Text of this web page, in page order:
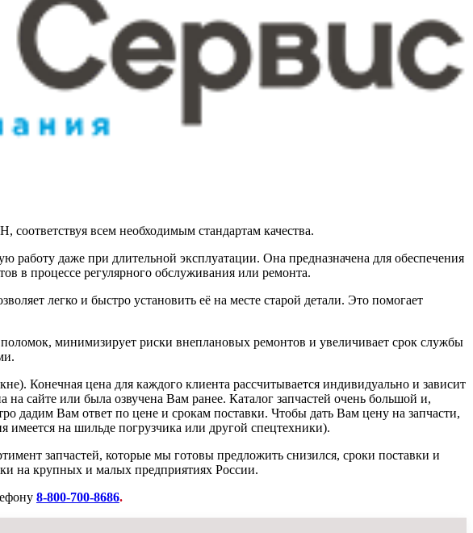
всем необходимым стандартам качества.
работу даже при длительной эксплуатации. Она предназначена для обеспечения
в процессе регулярного обслуживания или ремонта.
легко и быстро установить её на месте старой детали. Это помогает
минимизирует риски внеплановых ремонтов и увеличивает срок службы
Конечная цена для каждого клиента рассчитывается индивидуально и зависит
сайте или была озвучена Вам ранее. Каталог запчастей очень большой и,
дадим Вам ответ по цене и срокам поставки. Чтобы дать Вам цену на запчасти,
на шильде погрузчика или другой спецтехники).
запчастей, которые мы готовы предложить снизился, сроки поставки и
на крупных и малых предприятиях России.
8-800-700-8686.